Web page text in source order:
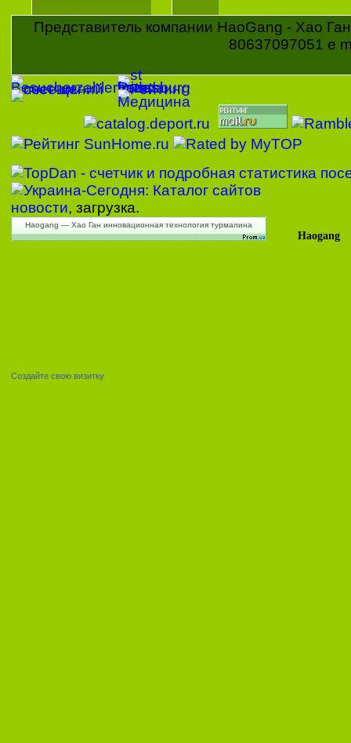
Представитель компании HaoGang - Хао
80637097051 e
новости, загрузка.
Haogang — Хао Ган инновационная технология турмалина
Haogang
Создайте свою визитку